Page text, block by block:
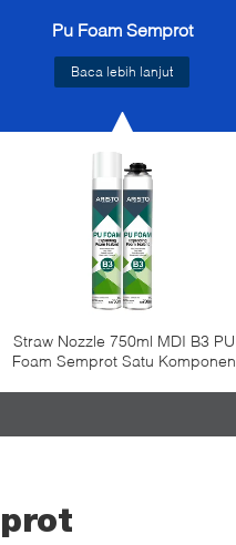
Pu Foam Semprot
Baca lebih lanjut
Straw Nozzle 750ml MDI B3 PU
Foam Semprot Satu Komponen